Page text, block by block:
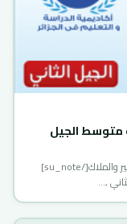
متوسط الجيل
[su_note note_color=”#53defb”]تحضير نص السكير والملاك[/su_note]
,…